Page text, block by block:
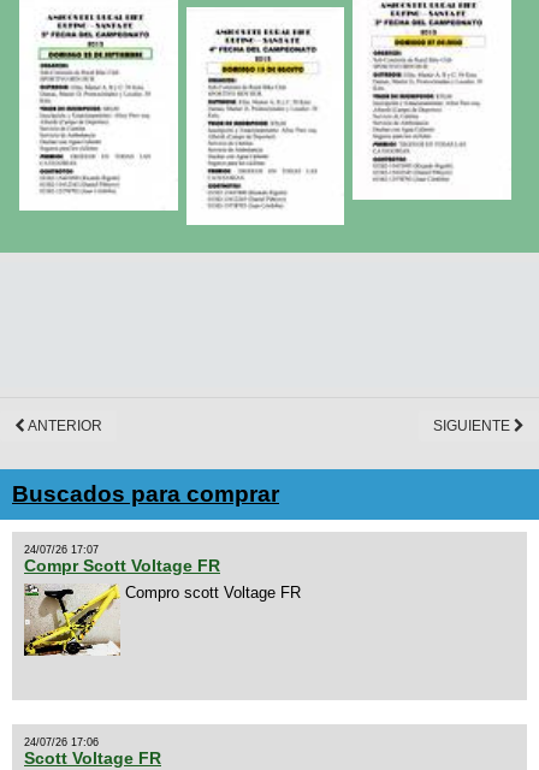
ANTERIOR SIGUIENTE
Buscados para comprar
24/07/26 17:07
Compr Scott Voltage FR
Compro scott Voltage FR
24/07/26 17:06
Scott Voltage FR